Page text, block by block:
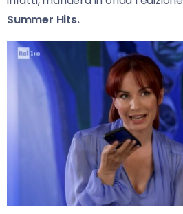
Summer Hits.